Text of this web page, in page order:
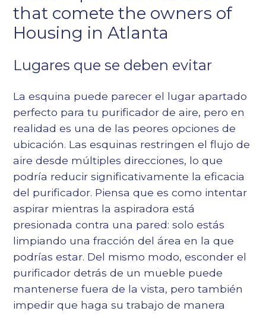
that comete the owners of
Housing in Atlanta
Lugares que se deben evitar
La esquina puede parecer el lugar apartado
perfecto para tu purificador de aire, pero en
realidad es una de las peores opciones de
ubicación. Las esquinas restringen el flujo de
aire desde múltiples direcciones, lo que
podría reducir significativamente la eficacia
del purificador. Piensa que es como intentar
aspirar mientras la aspiradora está
presionada contra una pared: solo estás
limpiando una fracción del área en la que
podrías estar. Del mismo modo, esconder el
purificador detrás de un mueble puede
mantenerse fuera de la vista, pero también
impedir que haga su trabajo de manera